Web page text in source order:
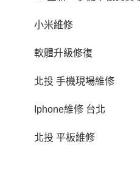
小米維修
軟體升級修復
北投 手機現場維修
Iphone維修 台北
北投 平板維修